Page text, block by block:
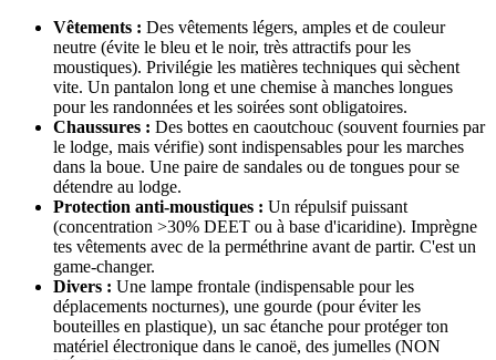
Vêtements : Des vêtements légers, amples et de couleur
neutre (évite le bleu et le noir, très attractifs pour les
moustiques). Privilégie les matières techniques qui sèchent
vite. Un pantalon long et une chemise à manches longues
pour les randonnées et les soirées sont obligatoires.
Chaussures : Des bottes en caoutchouc (souvent fournies par
le lodge, mais vérifie) sont indispensables pour les marches
dans la boue. Une paire de sandales ou de tongues pour se
détendre au lodge.
Protection anti-moustiques : Un répulsif puissant
(concentration >30% DEET ou à base d'icaridine). Imprègne
tes vêtements avec de la perméthrine avant de partir. C'est un
game-changer.
Divers : Une lampe frontale (indispensable pour les
déplacements nocturnes), une gourde (pour éviter les
bouteilles en plastique), un sac étanche pour protéger ton
matériel électronique dans le canoë, des jumelles (NON